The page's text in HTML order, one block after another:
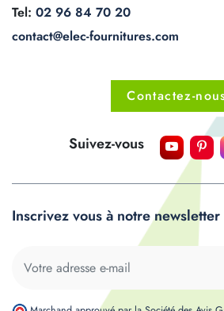
Tel: 02 96 84 70 20
contact@elec-fournitures.com
Contactez-
Suivez-vous
Inscrivez vous à notre newsletter